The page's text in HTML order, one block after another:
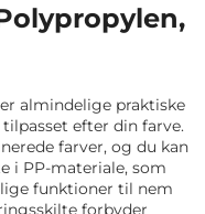
almindelige praktiske
efter din farve.
farver, og du kan
i PP-materiale, som
funktioner til nem
forbyder